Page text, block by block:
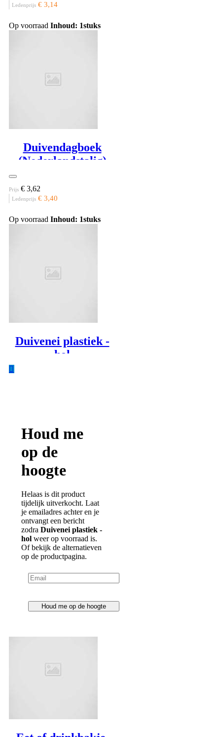
Ledenprijs € 3,14
Op voorraad Inhoud: 1stuks
Duivendagboek
(Nederlandstalig)
Prijs € 3,62
Ledenprijs € 3,40
Op voorraad Inhoud: 1stuks
Duivenei plastiek -
hol
Houd me
op de
hoogte
Helaas is dit product
tijdelijk uitverkocht. Laat
je emailadres achter en je
ontvangt een bericht
zodra Duivenei plastiek -
hol weer op voorraad is.
Of bekijk de alternatieven
op de productpagina.
Houd me op de hoogte
€ 14,14
Duivenei plastiek -
vol
€ 15,07